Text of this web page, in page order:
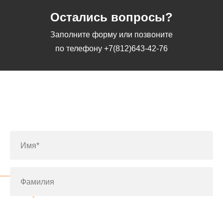
Остались вопросы?
Заполните форму или позвоните
по телефону +7(812)643-42-76
Имя*
Фамилия